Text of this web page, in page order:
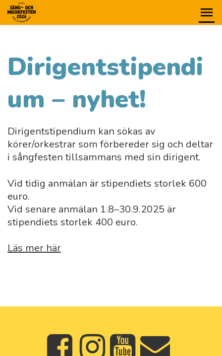
Dirigentstipendi
um – nyhet!
Dirigentstipendium kan sökas av
körer/orkestrar som förbereder sig och deltar
i sångfesten tillsammans med sin dirigent.
Vid tidig anmälan är stipendiets storlek 600
euro.
Vid senare anmälan 1.8–30.9.2025 är
stipendiets storlek 400 euro.
Läs mer här